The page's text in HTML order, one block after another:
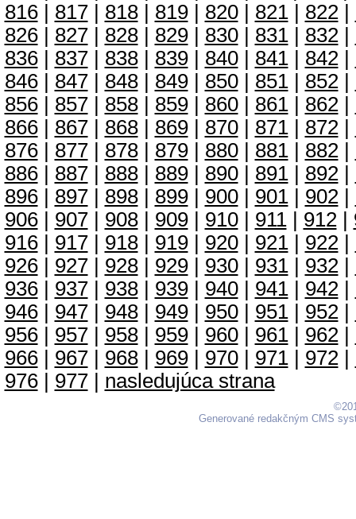
816| 817| 818| 819| 820| 821| 822|
826| 827| 828| 829| 830| 831| 832|
836| 837| 838| 839| 840| 841| 842|
846| 847| 848| 849| 850| 851| 852|
856| 857| 858| 859| 860| 861| 862|
866| 867| 868| 869| 870| 871| 872|
876| 877| 878| 879| 880| 881| 882|
886| 887| 888| 889| 890| 891| 892|
896| 897| 898| 899| 900| 901| 902|
906| 907| 908| 909| 910| 911| 912|
916| 917| 918| 919| 920| 921| 922|
926| 927| 928| 929| 930| 931| 932|
936| 937| 938| 939| 940| 941| 942|
946| 947| 948| 949| 950| 951| 952|
956| 957| 958| 959| 960| 961| 962|
966| 967| 968| 969| 970| 971| 972|
976| 977| nasledujúca strana
Generované redakčným CMS